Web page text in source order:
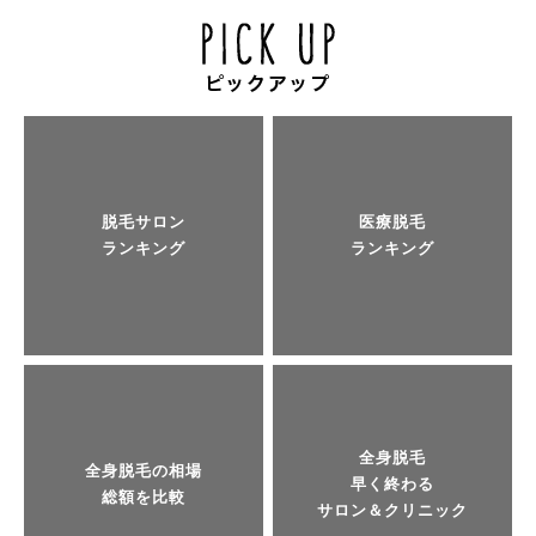
脱毛サロン
ランキング
医療脱毛
ランキング
全身脱毛の相場
総額を比較
全身脱毛
早く終わる
サロン＆クリニック